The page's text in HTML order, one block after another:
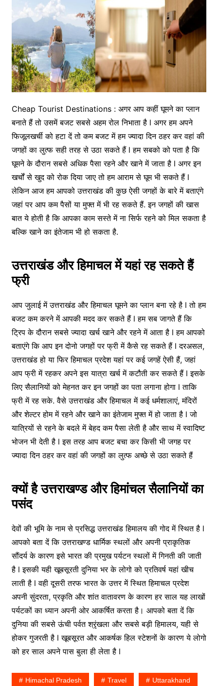
Cheap Tourist Destinations : अगर आप कहीं घूमने का प्लान
बनाते हैं तो उसमें बजट सबसे अहम रोल निभाता है l अगर हम अपने
फिजूलखर्ची को हटा दें तो कम बजट में हम ज्यादा दिन ठहर कर वहां की
जगहों का लुत्फ सही तरह से उठा सकते हैं l हम सबको को पता है कि
घूमने के दौरान सबसे अधिक पैसा रहने और खाने में जाता है l अगर इन
खर्चों से खुद को रोक दिया जाए तो हम आराम से घूम भी सकते हैं l
लेकिन आज हम आपको उत्तराखंड की कुछ ऐसी जगहों के बारे में बताएंगे
जहां पर आप कम पैसों या मुफ्त में भी रह सकते हैं. इन जगहों की खास
बात ये होती है कि आपका काम सस्ते में ना सिर्फ रहने को मिल सकता है
बल्कि खाने का इंतेजाम भी हो सकता है.
उत्तराखंड और हिमाचल में यहां रह सकते हैं
फ्री
आप जुलाई में उत्तराखंड और हिमाचल घूमने का प्लान बना रहे है l तो हम
बजट कम करने में आपकी मदद कर सकते हैं l हम सब जागते हैं कि
ट्रिप के दौरान सबसे ज्यादा खर्च खाने और रहने में आता है l हम आपको
बताएंगे कि आप इन दोनो जगहों पर फ्री में कैसे रह सकते हैं l दरअसल,
उत्तराखंड हो या फिर हिमाचल प्रदेश यहां पर कई जगहें ऐसी हैं, जहां
आप फ्री में रहकर अपने इस यात्रा खर्च में कटौती कर सकते हैं l इसके
लिए सैलानियों को मेहनत कर इन जगहों का पता लगाना होगा l ताकि
फ्री में रह सके. वैसे उत्तराखंड और हिमाचल में कई धर्मशालाएं, मंदिरों
और शेल्टर होम में रहने और खाने का इंतेजाम मुफ्त में हो जाता है l जो
यात्रियों से रहने के बदले में बेहद कम पैसा लेती है और साथ में स्वादिष्ट
भोजन भी देती है l इस तरह आप बजट बचा कर किसी भी जगह पर
ज्यादा दिन ठहर कर वहां की जगहों का लुत्फ अच्छे से उठा सकते हैं
क्यों है उत्तराखण्ड और हिमांचल सैलानियों का
पसंद
देवों की भूमि के नाम से प्रसिद्ध उत्तराखंड हिमालय की गोद में स्थित है l
आपको बता दें कि उत्तराखण्ड धार्मिक स्थलों और अपनी प्राकृतिक
सौंदर्य के कारण इसे भारत की प्रमुख पर्यटन स्थलों में गिनती की जाती
है l इसकी यही खूबसूरती दुनिया भर के लोगो को प्रतिवर्ष यहां खीच
लाती है l वही दूसरी तरफ भारत के उत्तर में स्थित हिमाचल प्रदेश
अपनी सुंदरता, प्रकृति और शांत वातावरण के कारण हर साल यह लाखों
पर्यटकों का ध्यान अपनी ओर आकर्षित करता है। आपको बता दें कि
दुनिया की सबसे ऊंची पर्वत श्रृंखला और सबसे बड़ी हिमालय, यही से
होकर गुजरती है l खूबसूरत और आकर्षक हिल स्टेशनों के कारण ये लोगो
को हर साल अपने पास बुला ही लेता है l
Himachal Pradesh Travel Uttarakhand